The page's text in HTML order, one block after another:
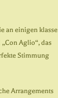
an einigen klasse
Aglio“, das
Stimmung
Arrangements